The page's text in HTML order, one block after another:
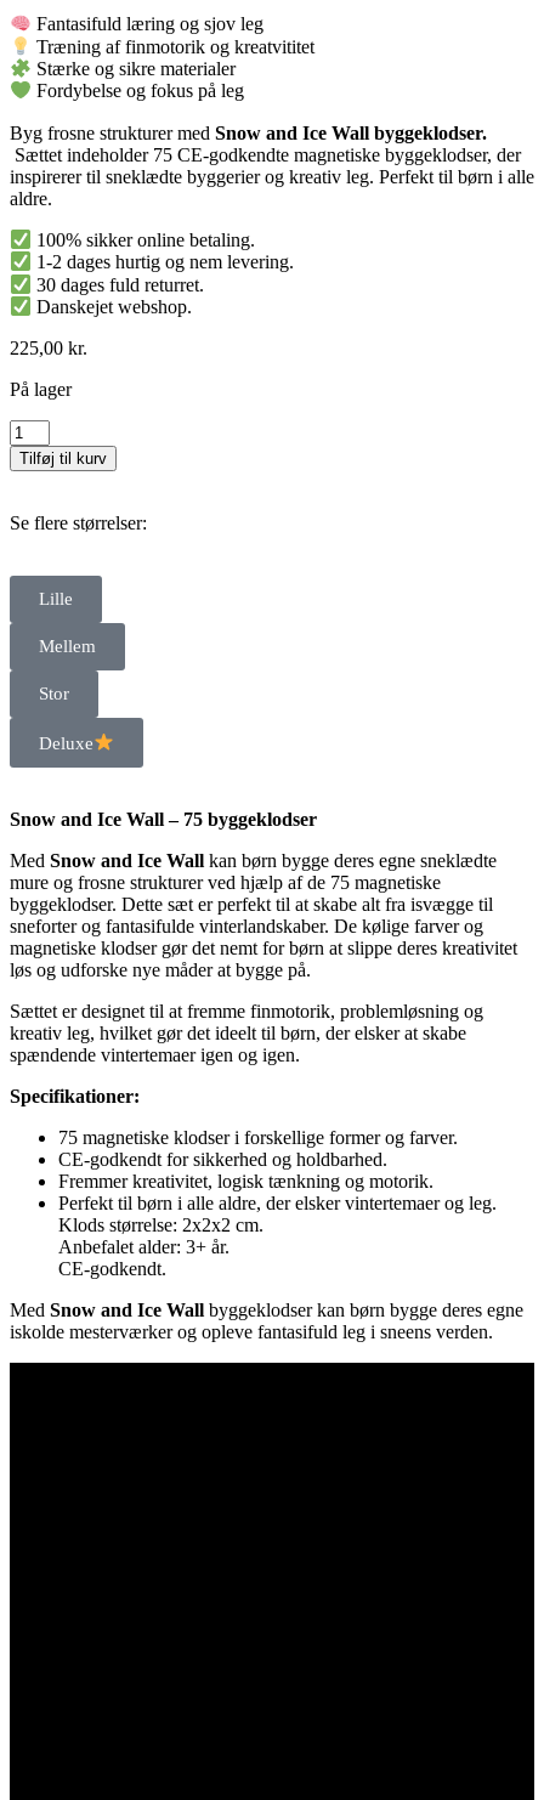
Fantasifuld læring og sjov leg
Træning af finmotorik og kreatvititet
Stærke og sikre materialer
Fordybelse og fokus på leg
Byg frosne strukturer med Snow and Ice Wall byggeklodser.
Sættet indeholder 75 CE-godkendte magnetiske byggeklodser, der
inspirerer til sneklædte byggerier og kreativ leg. Perfekt til børn i alle
aldre.
100% sikker online betaling.
1-2 dages hurtig og nem levering.
30 dages fuld returret.
Danskejet webshop.
225,00 kr.
På lager
Tilføj til kurv
Se flere størrelser:
Lille
Mellem
Stor
Deluxe
Snow and Ice Wall – 75 byggeklodser
Med Snow and Ice Wall kan børn bygge deres egne sneklædte
mure og frosne strukturer ved hjælp af de 75 magnetiske
byggeklodser. Dette sæt er perfekt til at skabe alt fra isvægge til
sneforter og fantasifulde vinterlandskaber. De kølige farver og
magnetiske klodser gør det nemt for børn at slippe deres kreativitet
løs og udforske nye måder at bygge på.
Sættet er designet til at fremme finmotorik, problemløsning og
kreativ leg, hvilket gør det ideelt til børn, der elsker at skabe
spændende vintertemaer igen og igen.
Specifikationer:
75 magnetiske klodser i forskellige former og farver.
CE-godkendt for sikkerhed og holdbarhed.
Fremmer kreativitet, logisk tænkning og motorik.
Perfekt til børn i alle aldre, der elsker vintertemaer og leg.
Klods størrelse: 2x2x2 cm.
Anbefalet alder: 3+ år.
CE-godkendt.
Med Snow and Ice Wall byggeklodser kan børn bygge deres egne
iskolde mesterværker og opleve fantasifuld leg i sneens verden.